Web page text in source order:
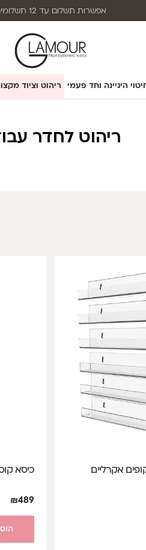
היגיינה וחד פעמי ריהוט וציוד
אפשרות תשלום עד 12 תשלומים
ריהוט לחדר
כיסא
₪489